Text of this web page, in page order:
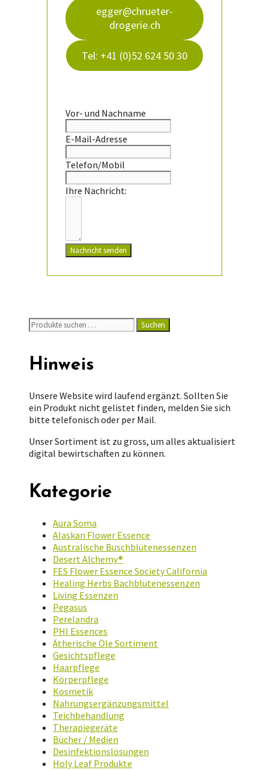
egger@chrueter-
drogerie.ch
Tel: +41 (0)52 624 50 30
Vor- und Nachname
E-Mail-Adresse
Telefon/Mobil
Ihre Nachricht:
Nachricht senden
Suchen
nach:
Suchen
Hinweis
Unsere Website wird laufend ergänzt. Sollten Sie
ein Produkt nicht gelistet finden, melden Sie sich
bitte telefonisch oder per Mail.
Unser Sortiment ist zu gross, um alles aktualisiert
digital bewirtschaften zu können.
Kategorie
Aura Soma
Alaskan Flower Essence
Australische Buschblütenessenzen
Desert Alchemy®
FES Flower Essence Society California
Healing Herbs Bachblütenessenzen
Living Essenzen
Pegasus
Perelandra
PHI Essences
Ätherische Öle Sortiment
Gesichtspflege
Haarpflege
Körperpflege
Kosmetik
Nahrungsergänzungsmittel
Teichbehandlung
Therapiegeräte
Bücher / Medien
Desinfektionslösungen
Holy Leaf Produkte